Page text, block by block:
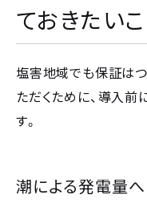
ておきたい
塩害地域でも保証はつ
ただくために、導入前
す。
潮による発電量